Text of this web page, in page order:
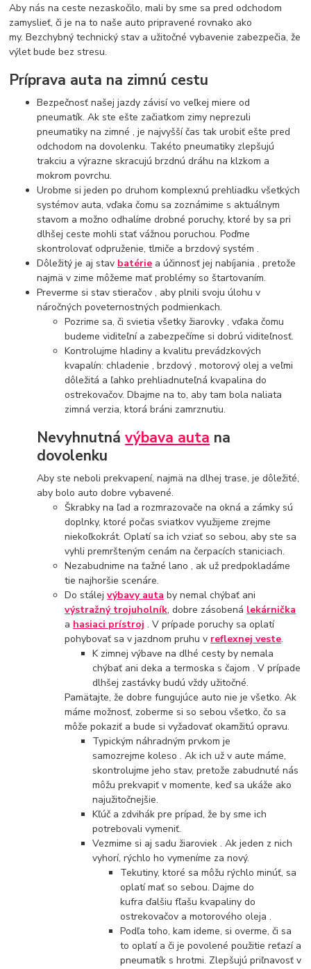
Aby nás na ceste nezaskočilo, mali by sme sa pred odchodom
zamyslieť, či je na to naše auto pripravené rovnako ako
my. Bezchybný technický stav a užitočné vybavenie zabezpečia, že
výlet bude bez stresu.
Príprava auta na zimnú cestu
Bezpečnosť našej jazdy závisí vo veľkej miere od
pneumatík. Ak ste ešte začiatkom zimy neprezuli
pneumatiky na zimné , je najvyšší čas tak urobiť ešte pred
odchodom na dovolenku. Takéto pneumatiky zlepšujú
trakciu a výrazne skracujú brzdnú dráhu na klzkom a
mokrom povrchu.
Urobme si jeden po druhom komplexnú prehliadku všetkých
systémov auta, vďaka čomu sa zoznámime s aktuálnym
stavom a možno odhalíme drobné poruchy, ktoré by sa pri
dlhšej ceste mohli stať vážnou poruchou. Poďme
skontrolovať odpruženie, tlmiče a brzdový systém .
Dôležitý je aj stav batérie a účinnosť jej nabíjania , pretože
najmä v zime môžeme mať problémy so štartovaním.
Preverme si stav stieračov , aby plnili svoju úlohu v
náročných poveternostných podmienkach.
Pozrime sa, či svietia všetky žiarovky , vďaka čomu
budeme viditeľní a zabezpečíme si dobrú viditeľnosť.
Kontrolujme hladiny a kvalitu prevádzkových
kvapalín: chladenie , brzdový , motorový olej a veľmi
dôležitá a ľahko prehliadnuteľná kvapalina do
ostrekovačov. Dbajme na to, aby tam bola naliata
zimná verzia, ktorá bráni zamrznutiu.
Nevyhnutnávýbava auta na
dovolenku
Aby ste neboli prekvapení, najmä na dlhej trase, je dôležité,
aby bolo auto dobre vybavené.
Škrabky na ľad a rozmrazovače na okná a zámky sú
doplnky, ktoré počas sviatkov využijeme zrejme
niekoľkokrát. Oplatí sa ich vziať so sebou, aby ste sa
vyhli premršteným cenám na čerpacích staniciach.
Nezabudnime na ťažné lano , ak už predpokladáme
tie najhoršie scenáre.
Do stálejvýbavy auta by nemal chýbať ani
výstražný trojuholník, dobre zásobená lekárnička
a hasiaci prístroj . V prípade poruchy sa oplatí
pohybovať sa v jazdnom pruhu v reflexnej veste.
K zimnej výbave na dlhé cesty by nemala
chýbať ani deka a termoska s čajom . V prípade
dlhšej zastávky budú vždy užitočné.
Pamätajte, že dobre fungujúce auto nie je všetko. Ak
máme možnosť, zoberme si so sebou všetko, čo sa
môže pokaziť a bude si vyžadovať okamžitú opravu.
Typickým náhradným prvkom je
samozrejme koleso . Ak ich už v aute máme,
skontrolujme jeho stav, pretože zabudnuté nás
môžu prekvapiť v momente, keď sa ukáže ako
najužitočnejšie.
Kľúč a zdvihák pre prípad, že by sme ich
potrebovali vymeniť.
Vezmime si aj sadu žiaroviek . Ak jeden z nich
vyhorí, rýchlo ho vymeníme za nový.
Tekutiny, ktoré sa môžu rýchlo minúť, sa
oplatí mať so sebou. Dajme do
kufra ďalšiu fľašu kvapaliny do
ostrekovačov a motorového oleja .
Podľa toho, kam ideme, si overme, či sa
to oplatí a či je povolené použitie reťazí a
pneumatík s hrotmi. Zlepšujú priľnavosť v